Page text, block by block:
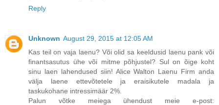
Reply
Unknown August 29, 2015 at 12:05 AM
Kas teil on vaja laenu? Või olid sa keeldusid laenu pank või
finantsasutus ühe või mitme põhjustel? Sul on õige koht
sinu laen lahendused siin! Alice Walton Laenu Firm anda
välja laene ettevõtetele ja eraisikutele madala ja
taskukohane intressimäär 2%.
Palun võtke meiega ühendust meie e-post: